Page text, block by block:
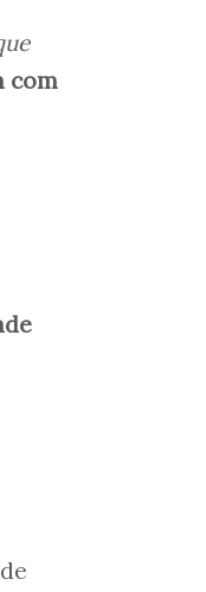
com